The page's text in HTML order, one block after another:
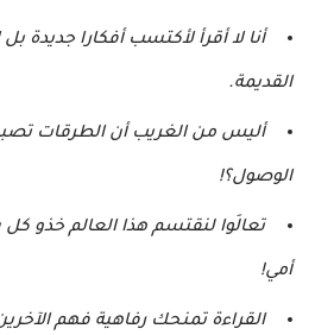
أنا لا أقرأ لأكتسب أفكارا جديدة
القديمة.
أليس من الغريب أن الطرقات
الوصول؟!
تعالَوا لنقتسم هذا العالم خذو
أمي!
القراءة تمنحك رفاهية فهم